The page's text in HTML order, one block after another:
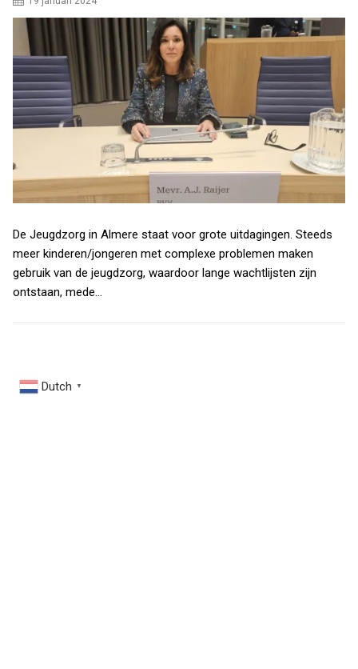
De Jeugdzorg in Almere staat voor grote uitdagingen. Steeds
meer kinderen/jongeren met complexe problemen maken
gebruik van de jeugdzorg, waardoor lange wachtlijsten zijn
ontstaan, mede…
Dutch ▼